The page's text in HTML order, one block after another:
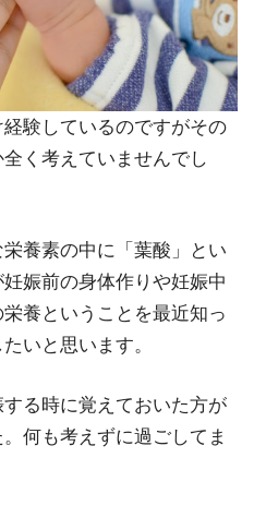
験しているのですがその
く考えていませんでし
養素の中に「葉酸」とい
娠前の身体作りや妊娠中
養ということを最近知っ
いと思います。
る時に覚えておいた方が
何も考えずに過ごしてま